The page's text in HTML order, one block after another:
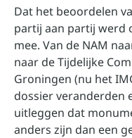
Dat het beoordelen
partij aan partij werd
mee. Van de NAM
naar de Tijdelijke
Groningen (nu het
dossier veranderden
uitleggen dat
anders zijn dan een